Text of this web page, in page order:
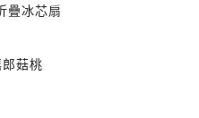
疊冰芯扇
菇桃